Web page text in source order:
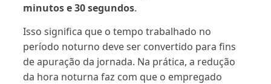
minutos e 30 segundos.
Isso significa que o tempo trabalhado no
período noturno deve ser convertido para fins
de apuração da jornada. Na prática, a redução
da hora noturna faz com que o empregado